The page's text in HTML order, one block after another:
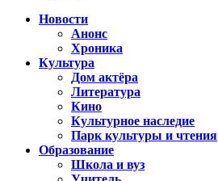
Новости
Анонс
Хроника
Культура
Дом актёра
Литература
Кино
Культурное наследие
Парк культуры и чтения
Образование
Школа и вуз